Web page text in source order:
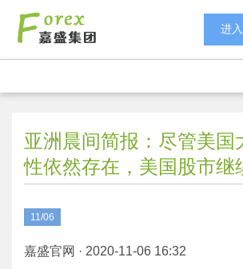
进
亚洲晨间简报：尽管美国
性依然存在，美国股市继
11/06
嘉盛官网 · 2020-11-06 16:32